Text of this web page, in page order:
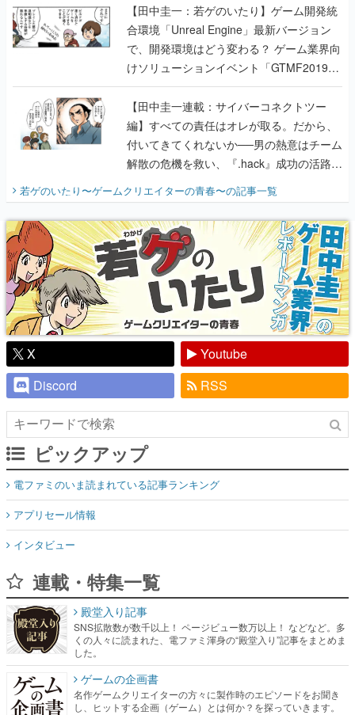
【田中圭一：若ゲのいたり】ゲーム開発統
合環境「Unreal Engine」最新バージョン
で、開発環境はどう変わる？ ゲーム業界向
けソリューションイベント「GTMF2019」
に行って、より理解を深めよう【PR】
【田中圭一連載：サイバーコネクトツー
編】すべての責任はオレが取る。だから、
付いてきてくれないか──男の熱意はチーム
解散の危機を救い、『.hack』成功の活路を
開く。業界の快男児・松山 洋に流れる血は
『少年ジャンプ』色だった【若ゲのいた
り】
若ゲのいたり〜ゲームクリエイターの青春〜の記事一覧
X
Youtube
Discord
RSS
ピックアップ
電ファミのいま読まれている記事ランキング
アプリセール情報
インタビュー
連載・特集一覧
殿堂入り記事
SNS拡散数が数千以上！ ページビュー数万以上！ などなど。多
くの人々に読まれた、電ファミ渾身の“殿堂入り”記事をまとめま
した。
ゲームの企画書
名作ゲームクリエイターの方々に製作時のエピソードをお聞き
し、ヒットする企画（ゲーム）とは何か？を探っていきます。